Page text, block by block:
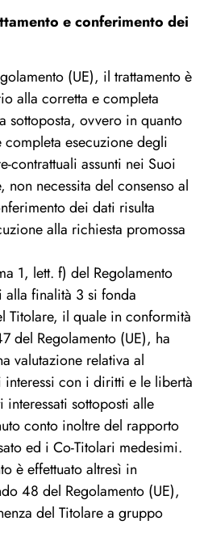
e conferimento dei
(UE), il trattamento è
alla corretta e completa
sottoposta, ovvero in quanto
esecuzione degli
contrattuali assunti nei Suoi
necessita del consenso al
dei dati risulta
alla richiesta promossa
1, lett. f) del Regolamento
alla finalità 3 si fonda
Titolare, il quale in conformità
del Regolamento (UE), ha
valutazione relativa al
con i diritti e le libertà
sottoposti alle
conto inoltre del rapporto
ed i Co-Titolari medesimi.
è effettuato altresì in
48 del Regolamento (UE),
del Titolare a gruppo